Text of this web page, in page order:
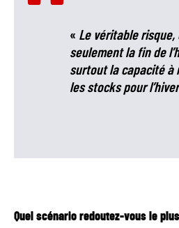
« Le véritable risque,
seulement la fin de
surtout la capacité à
les stocks pour
Quel scénario redoutez-vous le